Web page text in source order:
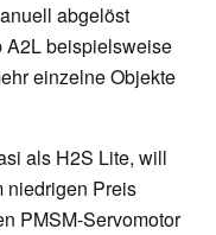
abgelöst
A2L beispielsweise
einzelne Objekte
als H2S Lite, will
niedrigen Preis
PMSM-Servomotor